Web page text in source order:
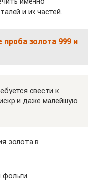
и их частей.
проба золота 999 и
свести к
и даже малейшую
золота в